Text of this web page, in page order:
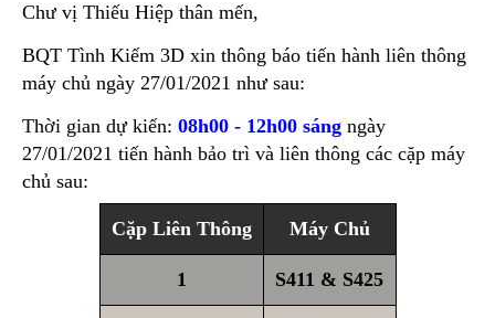
Chư vị Thiếu Hiệp thân mến,
BQT Tình Kiếm 3D xin thông báo tiến hành liên thông
máy chủ ngày 27/01/2021 như sau:
Thời gian dự kiến: 08h00 - 12h00 sáng ngày
27/01/2021 tiến hành bảo trì và liên thông các cặp máy
chủ sau:
Cặp Liên Thông Máy Chủ
1 S411 & S425